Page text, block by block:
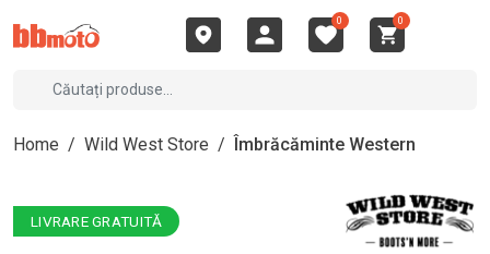
0 0
Home / Wild West Store / Îmbrăcăminte Western
LIVRARE GRATUITĂ